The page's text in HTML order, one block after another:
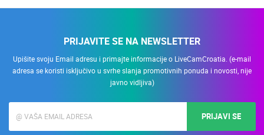
PRIJAVITE SE NA NEWSLETTER
Upišite svoju Email adresu i primajte informacije o LiveCamCroatia. (e-mail
adresa se koristi isključivo u svrhe slanja promotivnih ponuda i novosti, nije
javno vidljiva)
PRIJAVI SE